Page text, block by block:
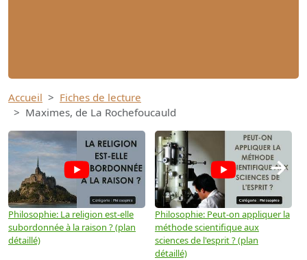
Accueil
Fiches de lecture
Maximes, de La Rochefoucauld
Philosophie: La religion est-elle
subordonnée à la raison ? (plan
détaillé)
Philosophie: Peut-on appliquer la
méthode scientifique aux
sciences de l'esprit ? (plan
détaillé)
→